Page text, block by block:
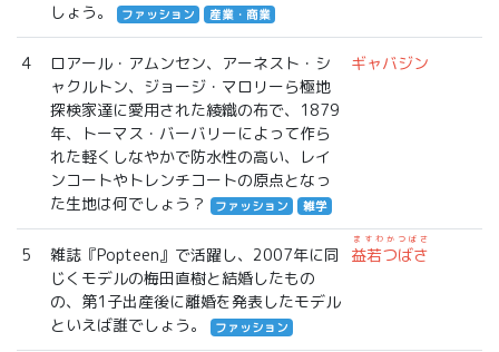
しょう。
ファッション 産業・商業
4
ロアール・アムンセン、アーネスト・シ
ャクルトン、ジョージ・マロリーら極地
探検家達に愛用された綾織の布で、1879
年、トーマス・バーバリーによって作ら
れた軽くしなやかで防水性の高い、レイ
ンコートやトレンチコートの原点となっ
た生地は何でしょう？
ファッション 雑学
ギャバジン
5
雑誌『Popteen』で活躍し、2007年に同
じくモデルの梅田直樹と結婚したもの
の、第1子出産後に離婚を発表したモデル
といえば誰でしょう。
ファッション
益若つばさ
ますわかつばさ